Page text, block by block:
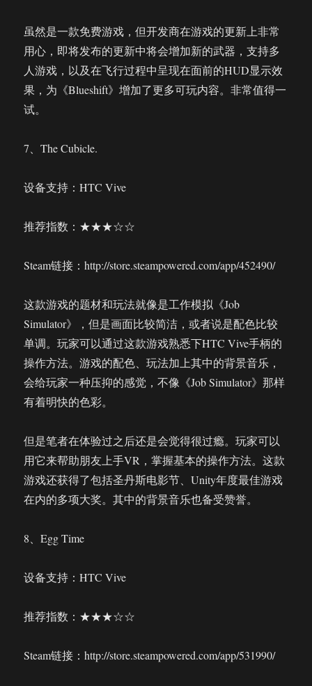
虽然是一款免费游戏，但开发商在游戏的更新上非常
用心，即将发布的更新中将会增加新的武器，支持多
人游戏，以及在飞行过程中呈现在面前的HUD显示效
果，为《Blueshift》增加了更多可玩内容。非常值得一
试。
7、The Cubicle.
设备支持：HTC Vive
推荐指数：★★★☆☆
Steam链接：http://store.steampowered.com/app/452490/
这款游戏的题材和玩法就像是工作模拟《Job
Simulator》，但是画面比较简洁，或者说是配色比较
单调。玩家可以通过这款游戏熟悉下HTC Vive手柄的
操作方法。游戏的配色、玩法加上其中的背景音乐，
会给玩家一种压抑的感觉，不像《Job Simulator》那样
有着明快的色彩。
但是笔者在体验过之后还是会觉得很过瘾。玩家可以
用它来帮助朋友上手VR，掌握基本的操作方法。这款
游戏还获得了包括圣丹斯电影节、Unity年度最佳游戏
在内的多项大奖。其中的背景音乐也备受赞誉。
8、Egg Time
设备支持：HTC Vive
推荐指数：★★★☆☆
Steam链接：http://store.steampowered.com/app/531990/